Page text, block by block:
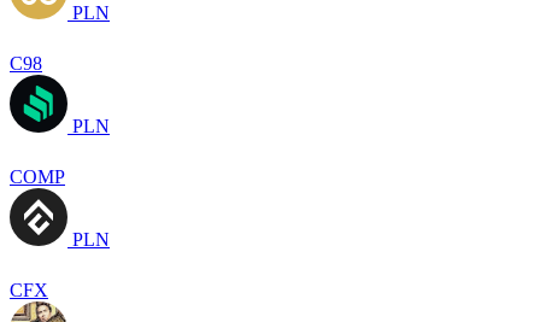
PLN
C98
PLN
COMP
PLN
CFX